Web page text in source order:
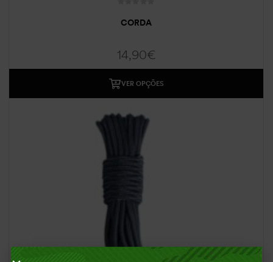
CORDA
14,90€
VER OPÇÕES